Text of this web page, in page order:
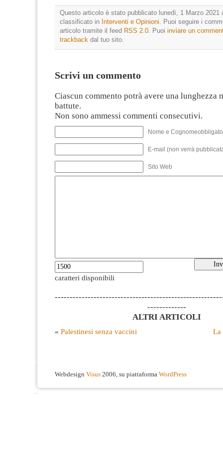
Questo articolo è stato pubblicato lunedì, 1 Marzo 2021
classificato in Interventi e Opinioni. Puoi seguire i
articolo tramite il feed RSS 2.0. Puoi inviare un
trackback dal tuo sito.
Scrivi un commento
Ciascun commento potrà avere una lunghezza
battute.
Non sono ammessi commenti consecutivi.
Nome e
E-mail (non verrà
Sito Web
caratteri disponibili
-------------
ALTRI ARTICOLI
« Palestinesi senza vaccini La
Webdesign Visus 2006, su piattaforma WordPress